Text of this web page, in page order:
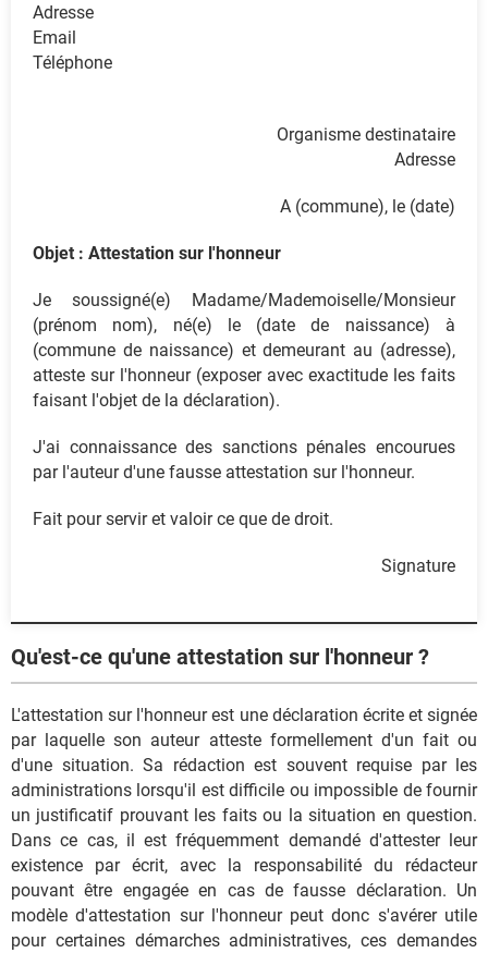
Adresse
Email
Téléphone
Organisme destinataire
Adresse
A (commune), le (date)
Objet : Attestation sur l'honneur
Je soussigné(e) Madame/Mademoiselle/Monsieur
(prénom nom), né(e) le (date de naissance) à
(commune de naissance) et demeurant au (adresse),
atteste sur l'honneur (exposer avec exactitude les faits
faisant l'objet de la déclaration).
J'ai connaissance des sanctions pénales encourues
par l'auteur d'une fausse attestation sur l'honneur.
Fait pour servir et valoir ce que de droit.
Signature
Qu'est-ce qu'une attestation sur l'honneur ?
L'attestation sur l'honneur est une déclaration écrite et signée
par laquelle son auteur atteste formellement d'un fait ou
d'une situation. Sa rédaction est souvent requise par les
administrations lorsqu'il est difficile ou impossible de fournir
un justificatif prouvant les faits ou la situation en question.
Dans ce cas, il est fréquemment demandé d'attester leur
existence par écrit, avec la responsabilité du rédacteur
pouvant être engagée en cas de fausse déclaration. Un
modèle d'attestation sur l'honneur peut donc s'avérer utile
pour certaines démarches administratives, ces demandes